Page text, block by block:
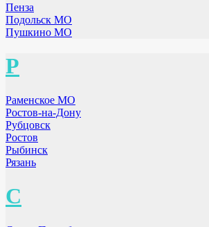
Пенза
Подольск МО
Пушкино МО
Р
Раменское МО
Ростов-на-Дону
Рубцовск
Ростов
Рыбинск
Рязань
С